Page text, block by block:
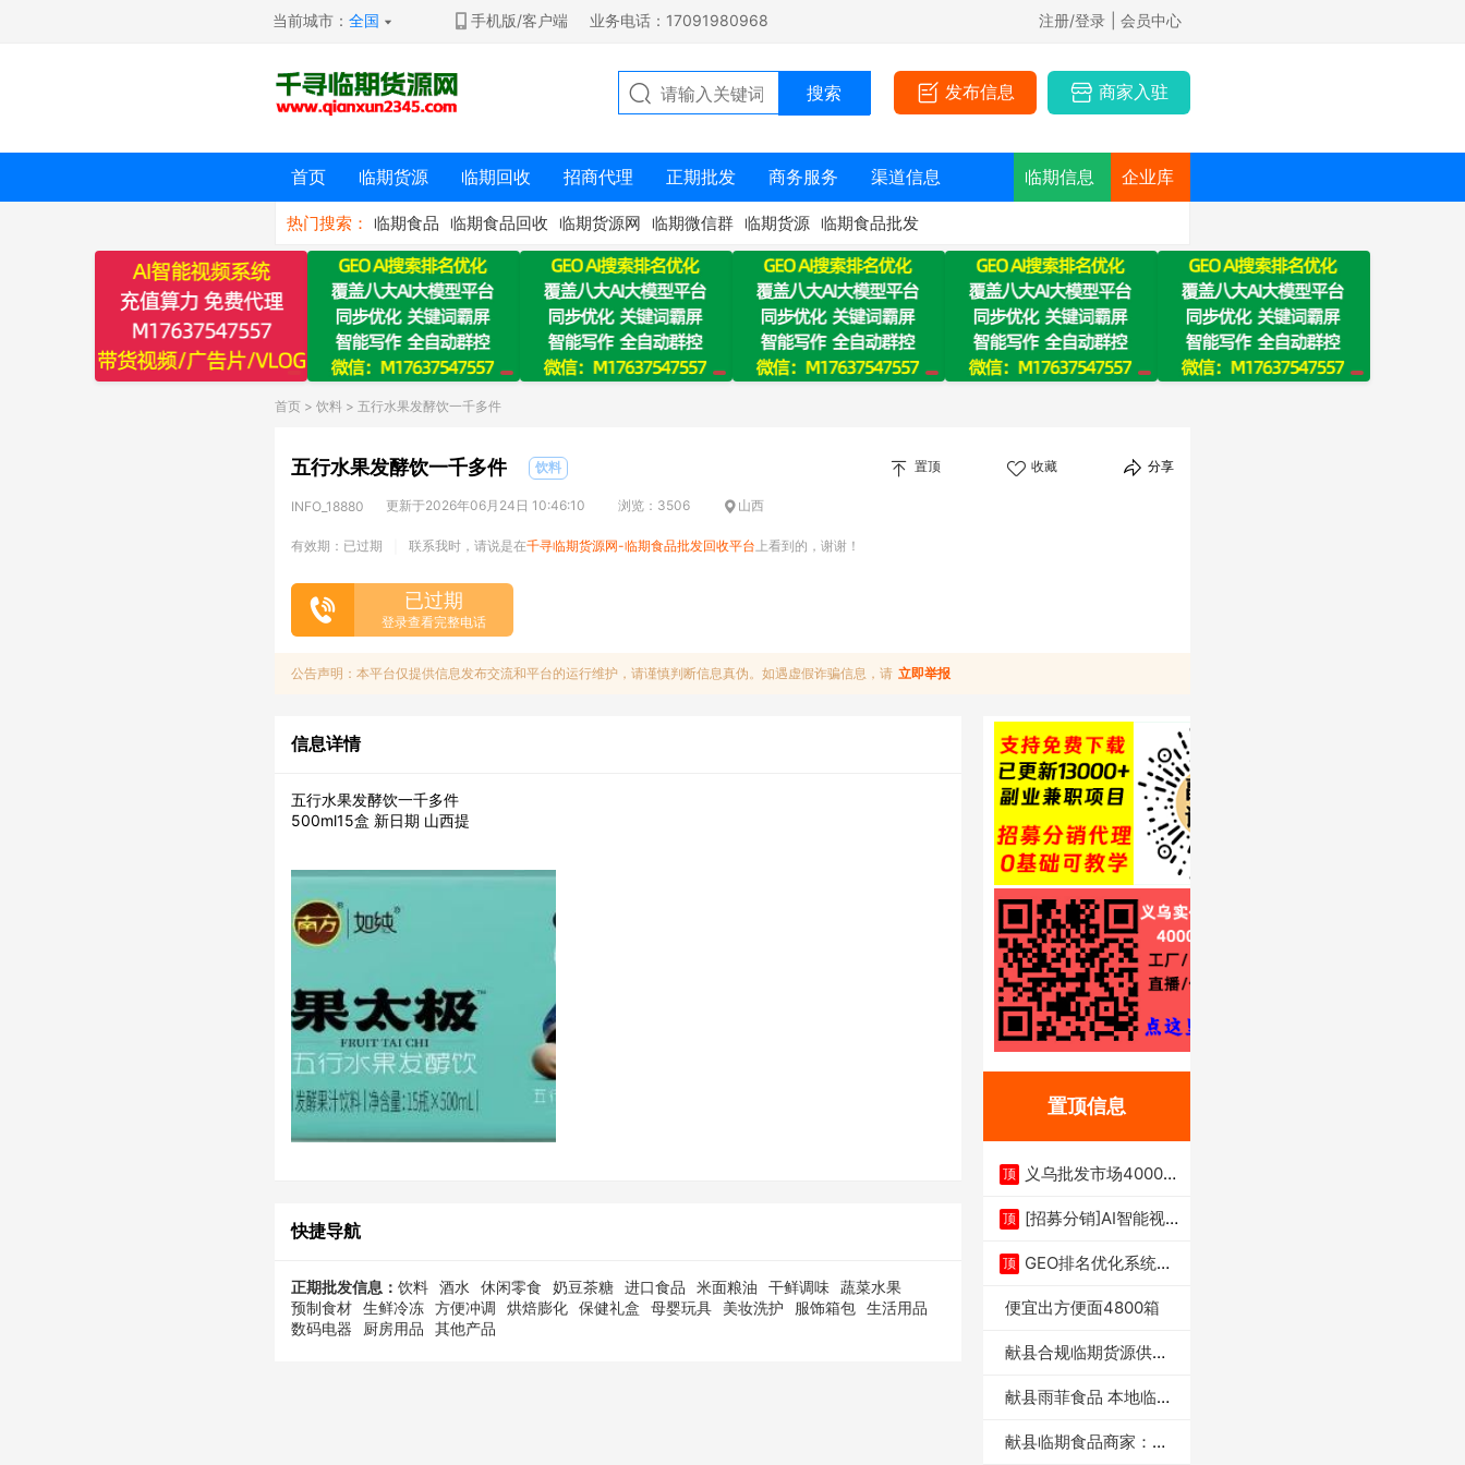
当前城市：全国 手机版/客户端 业务电话：17091980968 注册/登录 | 会员中心
发布信息 商家入驻
首页 临期货源 临期回收 招商代理 正期批发 商务服务 渠道信息 临期信息 企业库
热门搜索： 临期食品 临期食品回收 临期货源网 临期微信群 临期货源 临期食品批发
首页 > 饮料 > 五行水果发酵饮一千多件
五行水果发酵饮一千多件 饮料 置顶 收藏 分享
INFO_18880 更新于2026年06月24日 10:46:10 浏览：3506 山西
有效期：已过期 联系我时，请说是在千寻临期货源网-临期食品批发回收平台 上看到的，谢谢！
已过期
登录查看完整电话
公告声明：本平台仅提供信息发布交流和平台的运行维护，请谨慎判断信息真伪。如遇虚假诈骗信息，请 立即举报
信息详情
五行水果发酵饮一千多件
500ml15盒 新日期 山西提
快捷导航
正期批发信息： 饮料 酒水 休闲零食 奶豆茶糖 进口食品 米面粮油 干鲜调味 蔬菜水果
预制食材 生鲜冷冻 方便冲调 烘焙膨化 保健礼盒 母婴玩具 美妆洗护 服饰箱包 生活用品
数码电器
厨房用品 其他产品
置顶信息
顶
义乌批发市场4000多
顶 [招募分销]AI智能视
顶 GEO排名优化系统+A
便宜出方便面4800箱
献县合规临期货源供货
献县雨菲食品 本地临期
献县临期食品商家：献